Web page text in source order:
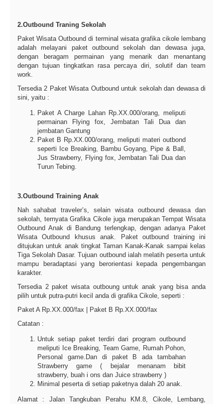
2.Outbound Traning Sekolah
Paket Wisata Outbound di terminal wisata grafika cikole lembang
adalah melayani paket outbound sekolah dan dewasa juga,
dengan beragam permainan yang menarik dan menantang
dengan tujuan tingkatkan rasa percaya diri, solutif dan team
work.
Tersedia 2 Paket Wisata Outbound untuk sekolah dan dewasa di
sini, yaitu :
Paket A Charge Lahan Rp.XX.000/orang, meliputi
permainan Flying fox, Jembatan Tali Dua dan
jembatan Gantung
Paket B Rp.XX.000/orang, meliputi materi outbond
seperti Ice Breaking, Bambu Goyang, Pipe & Ball,
Jus Strawberry, Flying fox, Jembatan Tali Dua dan
Turun Tebing.
3.Outbound Training Anak
Nah sahabat traveler’s, selain wisata outbound dewasa dan
sekolah, ternyata Grafika Cikole juga merupakan Tempat Wisata
Outbound Anak di Bandung terlengkap, dengan adanya Paket
Wisata Outbound khusus anak. Paket outbound training ini
ditujukan untuk anak tingkat Taman Kanak-Kanak sampai kelas
Tiga Sekolah Dasar. Tujuan outbound ialah melatih peserta untuk
mampu beradaptasi yang berorientasi kepada pengembangan
karakter.
Tersedia 2 paket wisata outboung untuk anak yang bisa anda
pilih untuk putra-putri kecil anda di grafika Cikole, seperti :
Paket A Rp.XX.000/fax | Paket B Rp.XX.000/fax
Catatan :
Untuk setiap paket terdiri dari program outbound
meliputi Ice Breaking, Team Game, Rumah Pohon,
Personal game.Dan di paket B ada tambahan
Strawberry game ( bejalar menanam bibit
strawberry, buah i ons dan Juice strawberry )
Minimal peserta di setiap paketnya dalah 20 anak.
Alamat : Jalan Tangkuban Perahu KM.8, Cikole, Lembang,